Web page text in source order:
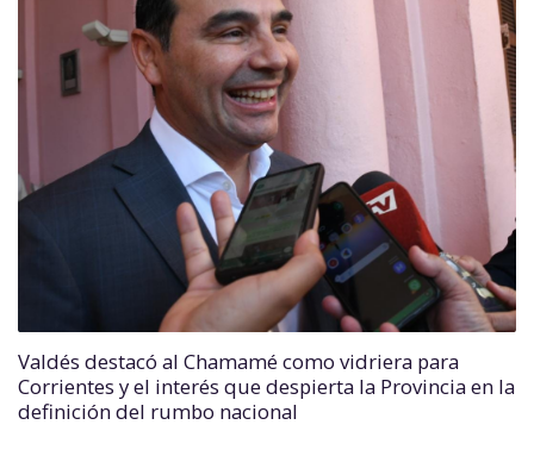
Valdés destacó al Chamamé como vidriera para
Corrientes y el interés que despierta la Provincia en la
definición del rumbo nacional